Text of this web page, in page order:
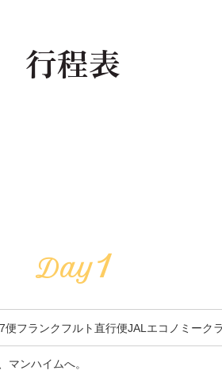
行程表
Day1
フランクフルト直行便JALエコノミーク
マンハイムへ。